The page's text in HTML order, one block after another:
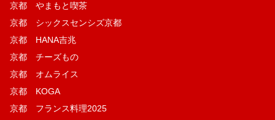
京都 やまもと喫茶
京都 シックスセンシズ京都
京都 HANA吉兆
京都 チーズもの
京都 オムライス
京都 KOGA
京都 フランス料理2025